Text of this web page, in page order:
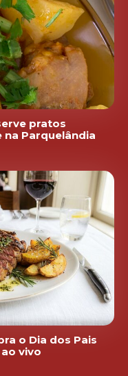
pratos
na Parquelândia
o Dia dos Pais
vivo